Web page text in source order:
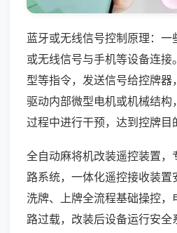
蓝牙或无线信号控制原理：一
或无线信号与手机等设备连
型等指令，发送信号给控牌
驱动内部微型电机或机械结构
过程中进行干预，达到控牌目
全自动麻将机改装遥控装置，
路系统，一体化遥控接收装
洗牌、上牌全流程基础操控，
路过载，改装后设备运行安全